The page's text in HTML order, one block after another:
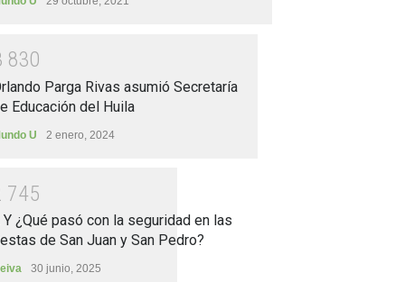
830
Parga Rivas asumió Secretaría
Educación del Huila
U 2 enero, 2024
745
Y ¿Qué pasó con la seguridad en las
de San Juan y San Pedro?
30 junio, 2025